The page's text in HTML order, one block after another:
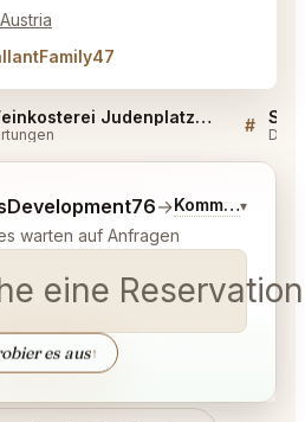
die Feinkosterei Judenplatz Wien Reviews #
→Kommentar zu
▾
warten auf Anfragen
eine
es aus↑
genauer, was du möchtest.